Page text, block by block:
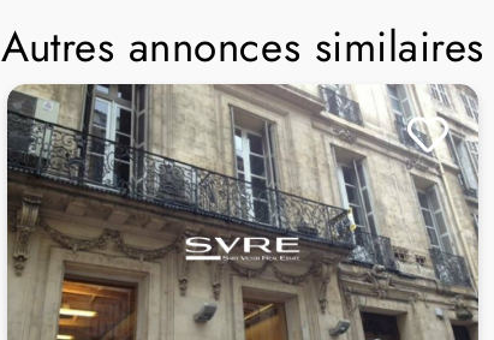
Autres annonces similaires